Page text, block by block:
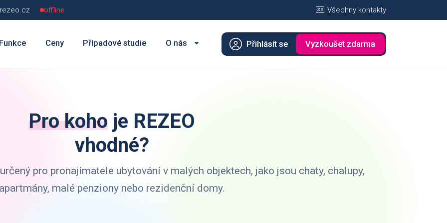
offline Všechny kontakty
Funkce Ceny Případové studie O nás Přihlásit se Vyzkoušet zdarma
Pro koho je REZEO
vhodné?
pro pronajímatele ubytování v malých objektech, jako jsou chaty, chalupy,
apartmány, malé penziony nebo rezidenční domy.